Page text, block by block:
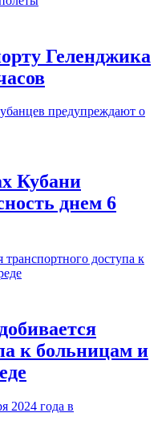
Геленджика
Кубани
днем 6
к больницам и